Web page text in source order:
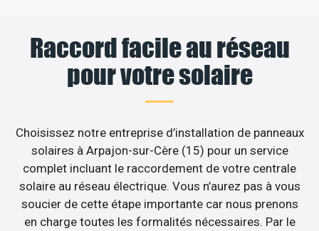
Raccord facile au réseau
pour votre solaire
Choisissez notre entreprise d’installation de panneaux
solaires à Arpajon-sur-Cère (15) pour un service
complet incluant le raccordement de votre centrale
solaire au réseau électrique. Vous n’aurez pas à vous
soucier de cette étape importante car nous prenons
en charge toutes les formalités nécessaires. Par le